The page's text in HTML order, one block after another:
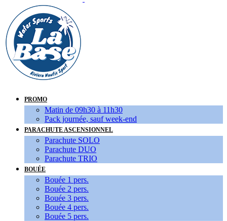
PROMO
Matin de 09h30 à 11h30
Pack journée, sauf week-end
PARACHUTE ASCENSIONNEL
Parachute SOLO
Parachute DUO
Parachute TRIO
BOUÉE
Bouée 1 pers.
Bouée 2 pers.
Bouée 3 pers.
Bouée 4 pers.
Bouée 5 pers.